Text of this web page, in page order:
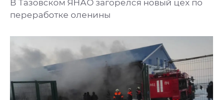
В Тазовском ЯНАО загорелся новый цех по
переработке оленины